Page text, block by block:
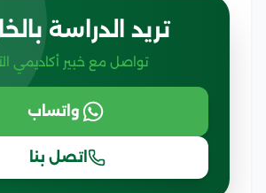
تريد الدراسة
تواصل مع خبير أكاديمي
واتساب
اتصل بنا